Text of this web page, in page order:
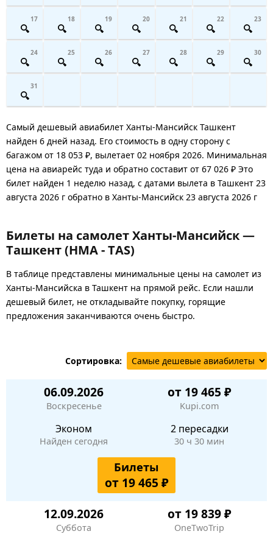
17 18 19 20 21 22 23
24 25 26 27 28 29 30
31
Самый дешевый авиабилет Ханты-Мансийск Ташкент
найден 6 дней назад. Его стоимость в одну сторону с
багажом от 18 053 ₽, вылетает 02 ноября 2026. Минимальная
цена на авиарейс туда и обратно составит от 67 026 ₽ Это
билет найден 1 неделю назад, с датами вылета в Ташкент 23
августа 2026 г обратно в Ханты-Мансийск 23 августа 2026 г
Билеты на самолет Ханты-Мансийск —
Ташкент (HMA - TAS)
В таблице представлены минимальные цены на самолет из
Ханты-Мансийска в Ташкент на прямой рейс. Если нашли
дешевый билет, не откладывайте покупку, горящие
предложения заканчиваются очень быстро.
Сортировка:
06.09.2026
Воскресенье
от 19 465 ₽
Kupi.com
Эконом
Найден сегодня
2 пересадки
30 ч 30 мин
Билеты
от 19 465 ₽
12.09.2026
Суббота
от 19 839 ₽
OneTwoTrip